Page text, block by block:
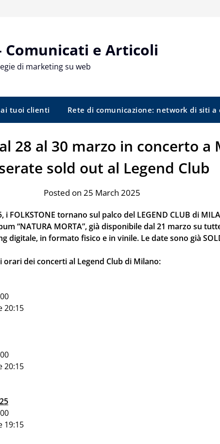
Comunicati e Articoli
di marketing su web
tuoi clienti Rete di comunicazione: network di siti
28 al 30 marzo in concerto a
sold out al Legend Club
Posted on 25 March 2025
i FOLKSTONE tornano sul palco del LEGEND CLUB di
“NATURA MORTA”, già disponibile dal 21 marzo su
digitale, in formato fisico e in vinile. Le date sono già
orari dei concerti al Legend Club di Milano:
20:15
20:15
19:15